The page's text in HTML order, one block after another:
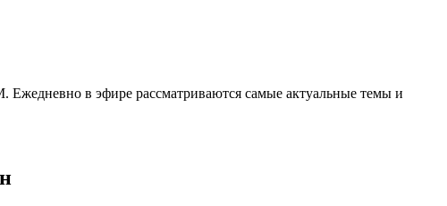
Ежедневно в эфире рассматриваются самые актуальные темы и